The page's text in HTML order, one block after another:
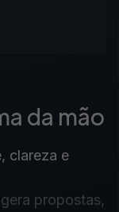
da mão
clareza e
propostas,